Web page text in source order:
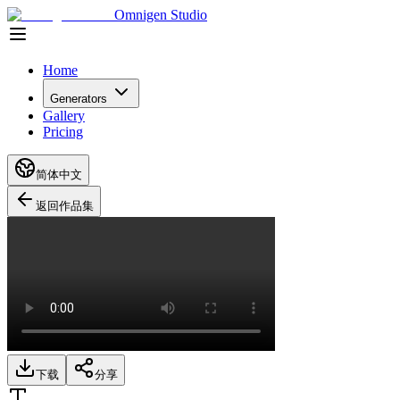
Omnigen Studio
Home
Generators
Gallery
Pricing
简体中文
返回作品集
下载 分享